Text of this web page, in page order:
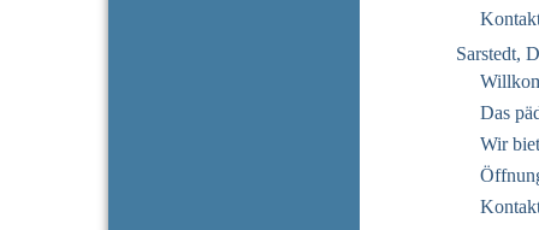
Sarstedt,
Das
Wir